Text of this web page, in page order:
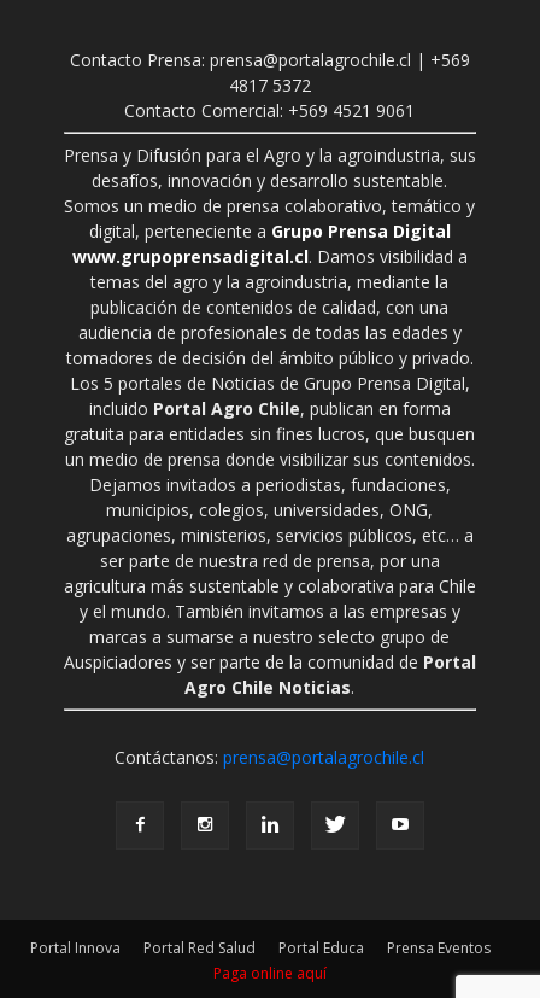
Contacto Prensa: prensa@portalagrochile.cl | +569
4817 5372
Contacto Comercial: +569 4521 9061
Prensa y Difusión para el Agro y la agroindustria, sus
desafíos, innovación y desarrollo sustentable.
Somos un medio de prensa colaborativo, temático y
digital, perteneciente a Grupo Prensa Digital
www.grupoprensadigital.cl. Damos visibilidad a
temas del agro y la agroindustria, mediante la
publicación de contenidos de calidad, con una
audiencia de profesionales de todas las edades y
tomadores de decisión del ámbito público y privado.
Los 5 portales de Noticias de Grupo Prensa Digital,
incluido Portal Agro Chile, publican en forma
gratuita para entidades sin fines lucros, que busquen
un medio de prensa donde visibilizar sus contenidos.
Dejamos invitados a periodistas, fundaciones,
municipios, colegios, universidades, ONG,
agrupaciones, ministerios, servicios públicos, etc… a
ser parte de nuestra red de prensa, por una
agricultura más sustentable y colaborativa para Chile
y el mundo. También invitamos a las empresas y
marcas a sumarse a nuestro selecto grupo de
Auspiciadores y ser parte de la comunidad de Portal
Agro Chile Noticias.
Contáctanos:prensa@portalagrochile.cl
Portal Innova Portal Red Salud Portal Educa
Prensa Eventos
Paga online aquí